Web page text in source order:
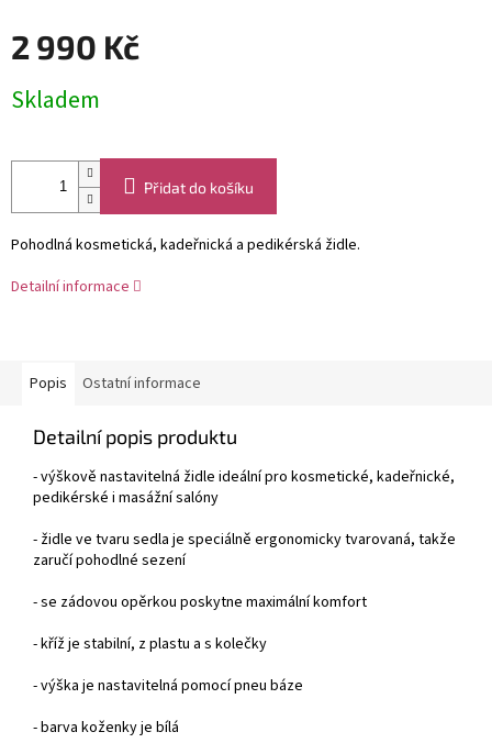
2 990 Kč
cena:
Skladem
Přidat do košíku
Pohodlná kosmetická, kadeřnická a pedikérská židle.
Detailní informace
Popis Ostatní informace
Detailní popis produktu
- výškově nastavitelná židle ideální pro kosmetické, kadeřnické,
pedikérské i masážní salóny
- židle ve tvaru sedla je speciálně ergonomicky tvarovaná, takže
zaručí pohodlné sezení
- se zádovou opěrkou poskytne maximální komfort
- kříž je stabilní, z plastu a s kolečky
- výška je nastavitelná pomocí pneu báze
- barva koženky je bílá